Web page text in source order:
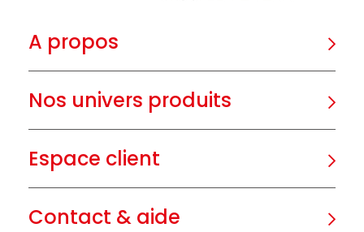
A propos
Nos univers produits
Espace client
Contact & aide